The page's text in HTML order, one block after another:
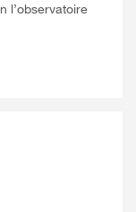
l’observatoire